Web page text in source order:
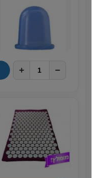
−
+